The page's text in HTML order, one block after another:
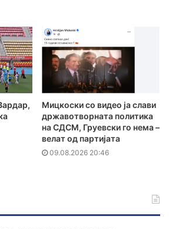
Мицкоски со видео ја слави
државотворната политика
на СДСМ, Груевски го нема –
велат од партијата
09.08.2026 20:46